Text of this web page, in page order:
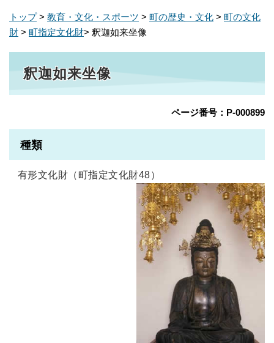
トップ> 教育・文化・スポーツ > 町の歴史・文化 > 町の文化
財 > 町指定文化財> 釈迦如来坐像
釈迦如来坐像
ページ番号：P-000899
種類
有形文化財（町指定文化財48）